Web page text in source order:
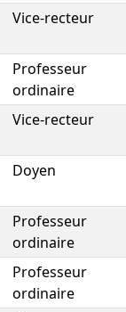
Vice-recteur
Professeur
ordinaire
Vice-recteur
Doyen
Professeur
ordinaire
Professeur
ordinaire